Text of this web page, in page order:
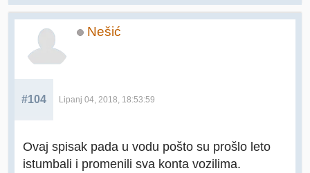
Nešić
#104 Lipanj 04, 2018, 18:53:59
Ovaj spisak pada u vodu pošto su prošlo leto
istumbali i promenili sva konta vozilima.